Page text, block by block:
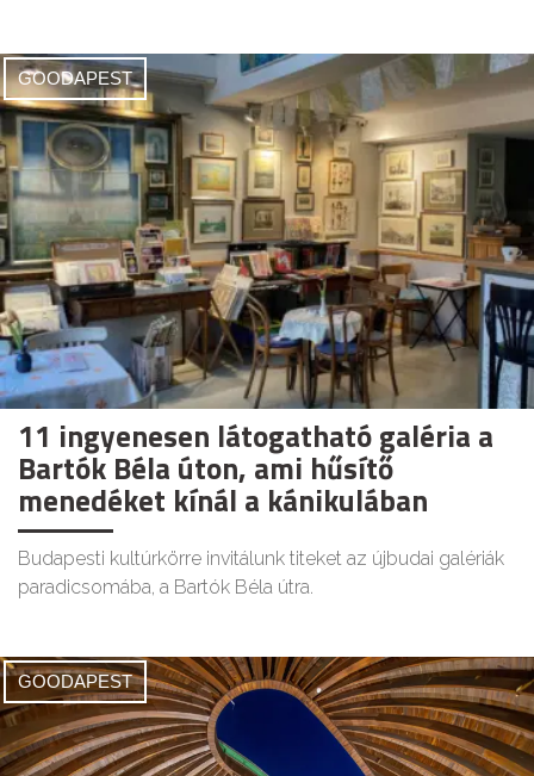
GOODAPEST
11 ingyenesen látogatható galéria a
Bartók Béla úton, ami hűsítő
menedéket kínál a kánikulában
Budapesti kultúrkörre invitálunk titeket az újbudai galériák
paradicsomába, a Bartók Béla útra.
GOODAPEST